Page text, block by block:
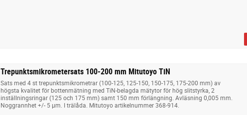
Trepunktsmikrometersats 100-200 mm Mitutoyo TiN
Sats med 4 st trepunktsmikrometrar (100-125, 125-150, 150-175, 175-200 mm) av
högsta kvalitet för bottenmätning med TiN-belagda mätytor för hög slitstyrka, 2
inställningsringar (125 och 175 mm) samt 150 mm förlängning. Avläsning 0,005 mm.
Noggrannhet +/- 5 µm. I trälåda. Mitutoyo artikelnummer 368-914.